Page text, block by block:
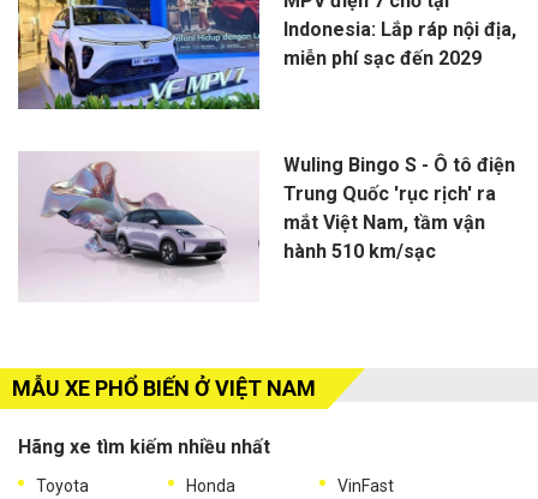
Indonesia: Lắp ráp nội địa,
miễn phí sạc đến 2029
Wuling Bingo S - Ô tô điện
Trung Quốc 'rục rịch' ra
mắt Việt Nam, tầm vận
hành 510 km/sạc
MẪU XE PHỔ BIẾN Ở VIỆT NAM
Hãng xe tìm kiếm nhiều nhất
Toyota Honda VinFast